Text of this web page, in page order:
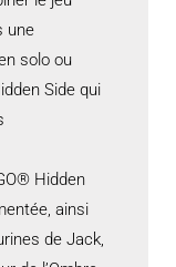
une
solo ou
Side qui
Hidden
ainsi
de Jack,